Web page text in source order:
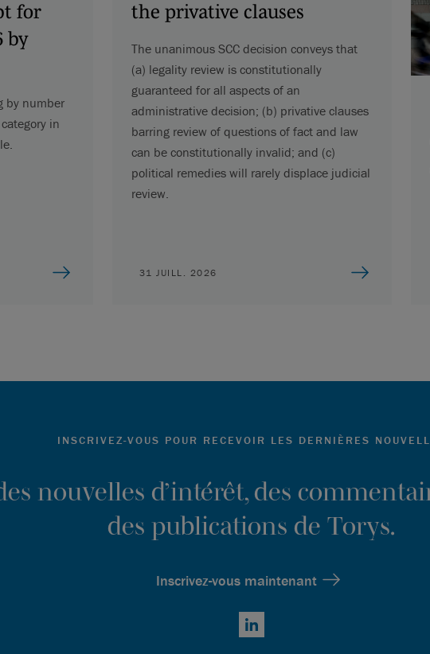
for
by
by number
in
the privative clauses
The unanimous SCC decision conveys that
(a) legality review is constitutionally
guaranteed for all aspects of an
administrative decision; (b) privative clauses
barring review of questions of fact and law
can be constitutionally invalid; and (c)
political remedies will rarely displace judicial
review.
31 JUILL. 2026
INSCRIVEZ-VOUS POUR RECEVOIR LES DERNIÈRES
nouvelles d’intérêt, des
des publications de Torys.
Inscrivez-vous maintenant
LinkedIn